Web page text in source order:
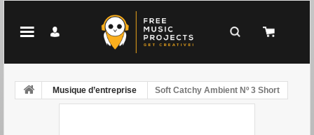
Musique d’entreprise Soft Catchy Ambient Nº 3 Short